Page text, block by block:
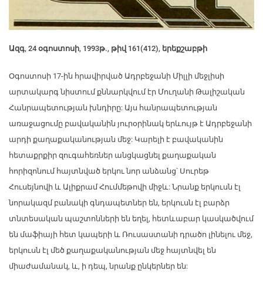
Ազգ, 24 օգոստոսի, 1993թ., թիվ 161(412), երեքշաբթի
Օգոստոսի 17-ին հրավիրված Ադրբեջանի Միլլի մեջլիսի
արտակարգ նիստում քննարկվում էր Մուղանի Թալիշական
Հանրապետության խնդիրը: Այս հանրապետության
առաջացումը բավականին յուրօրինակ երևույթ է Ադրբեջանի
արդի քաղաքականության մեջ: Կարելի է բավականին
հետաքրքիր զուգահեռներ անցկացնել քաղաքական
հորիզոնում հայտնված երկու նոր անձանց՝ Սուրեթ
Հուսեյնովի և Ալիքրամ Հումմեթովի միջև: Նրանք երկուսն էլ
նորակազմ բանակի գնդապետներ են, երկուսն էլ բարձր
տնտեսական պաշտոնների են եղել, հետևաբար կասկածվում
են մաֆիայի հետ կապերի և Ռուսաստանի դրածո լինելու մեջ,
երկուսն էլ մեծ քաղաքականության մեջ հայտնվել են
միաժամանակ, և, ի դեպ, նրանք ընկերներ են: